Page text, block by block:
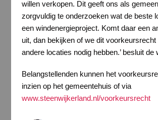
willen verkopen. Dit geeft ons als
zorgvuldig te onderzoeken wat de beste
een windenergieproject. Komt daar een
uit, dan bekijken of we dit voorkeursrecht
andere locaties nodig hebben.’ besluit de
Belangstellenden kunnen het
inzien op het gemeentehuis of via
www.steenwijkerland.nl/voorkeursrecht